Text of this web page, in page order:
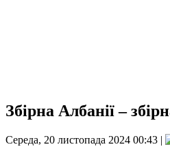
Збірна Албанії –
Середа, 20 листопада 2024 00:43 |